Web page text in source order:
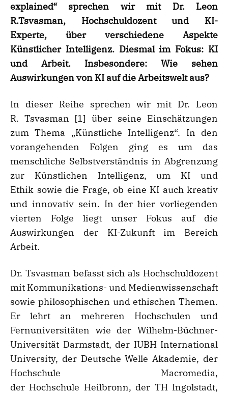
explained“ sprechen wir mit Dr. Leon
R.Tsvasman, Hochschuldozent und KI-
Experte, über verschiedene Aspekte
Künstlicher Intelligenz. Diesmal im Fokus: KI
und Arbeit. Insbesondere: Wie sehen
Auswirkungen von KI auf die Arbeitswelt aus?
In dieser Reihe sprechen wir mit Dr. Leon
R. Tsvasman [1] über seine Einschätzungen
zum Thema „Künstliche Intelligenz“. In den
vorangehenden Folgen ging es um das
menschliche Selbstverständnis in Abgrenzung
zur Künstlichen Intelligenz, um KI und
Ethik sowie die Frage, ob eine KI auch kreativ
und innovativ sein. In der hier vorliegenden
vierten Folge liegt unser Fokus auf die
Auswirkungen der KI-Zukunft im Bereich
Arbeit.
Dr. Tsvasman befasst sich als Hochschuldozent
mit Kommunikations- und Medienwissenschaft
sowie philosophischen und ethischen Themen.
Er lehrt an mehreren Hochschulen und
Fernuniversitäten wie der Wilhelm-Büchner-
Universität Darmstadt, der IUBH International
University, der Deutsche Welle Akademie, der
Hochschule Macromedia,
der Hochschule Heilbronn, der TH Ingolstadt,